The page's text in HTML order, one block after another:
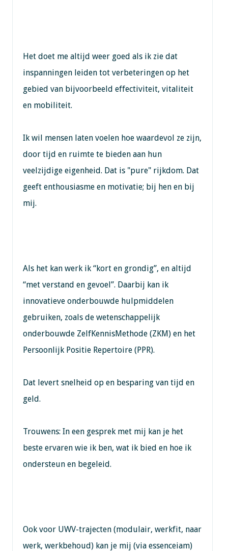
Het doet me altijd weer goed als ik zie dat
inspanningen leiden tot verbeteringen op het
gebied van bijvoorbeeld effectiviteit, vitaliteit
en mobiliteit.
Ik wil mensen laten voelen hoe waardevol ze zijn,
door tijd en ruimte te bieden aan hun
veelzijdige eigenheid. Dat is "pure" rijkdom. Dat
geeft enthousiasme en motivatie; bij hen en bij
mij.
Als het kan werk ik “kort en grondig”, en altijd
“met verstand en gevoel”. Daarbij kan ik
innovatieve onderbouwde hulpmiddelen
gebruiken, zoals de wetenschappelijk
onderbouwde ZelfKennisMethode (ZKM) en het
Persoonlijk Positie Repertoire (PPR).
Dat levert snelheid op en besparing van tijd en
geld.
Trouwens: In een gesprek met mij kan je het
beste ervaren wie ik ben, wat ik bied en hoe ik
ondersteun en begeleid.
Ook voor UWV-trajecten (modulair, werkfit, naar
werk, werkbehoud) kan je mij (via essenceiam)